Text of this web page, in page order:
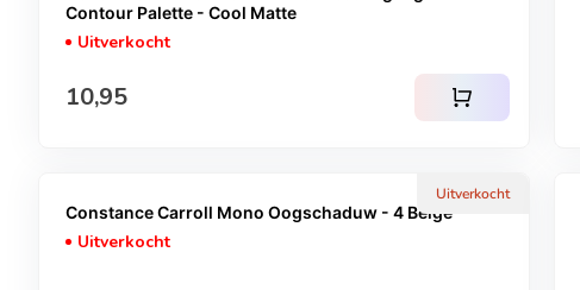
Contour Palette - Cool Matte
Uitverkocht
Normale prijs
10,95 shopping_cart
Uitverkocht
Constance Carroll Mono Oogschaduw - 4 Beige
Uitverkocht